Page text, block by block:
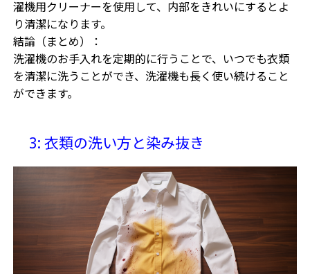
濯機用クリーナーを使用して、内部をきれいにするとよ
り清潔になります。
結論（まとめ）：
洗濯機のお手入れを定期的に行うことで、いつでも衣類
を清潔に洗うことができ、洗濯機も長く使い続けること
ができます。
3: 衣類の洗い方と染み抜き